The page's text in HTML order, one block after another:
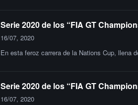
Serie 2020 de los “FIA GT
16/07, 2020
En esta feroz carrera de la Nations Cup, llena
Serie 2020 de los “FIA GT
16/07, 2020